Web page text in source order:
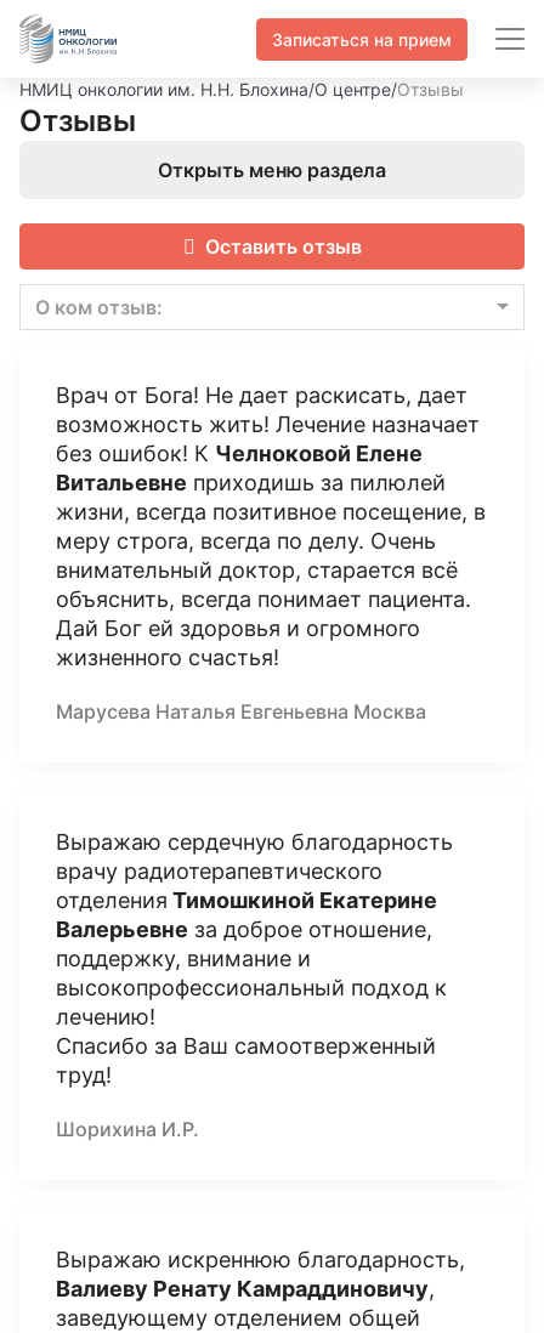
Записаться на прием
НМИЦ онкологии им. Н.Н. Блохина/О центре/Отзывы
Отзывы
Открыть меню раздела
Оставить отзыв
О ком отзыв:
Врач от Бога! Не дает раскисать, дает
возможность жить! Лечение назначает
без ошибок! К Челноковой Елене
Витальевне приходишь за пилюлей
жизни, всегда позитивное посещение, в
меру строга, всегда по делу. Очень
внимательный доктор, старается всё
объяснить, всегда понимает пациента.
Дай Бог ей здоровья и огромного
жизненного счастья!
Марусева Наталья Евгеньевна Москва
Выражаю сердечную благодарность
врачу радиотерапевтического
отделения Тимошкиной Екатерине
Валерьевне за доброе отношение,
поддержку, внимание и
высокопрофессиональный подход к
лечению!
Спасибо за Ваш самоотверженный
труд!
Шорихина И.Р.
Выражаю искреннюю благодарность,
Валиеву Ренату Камраддиновичу,
заведующему отделением общей